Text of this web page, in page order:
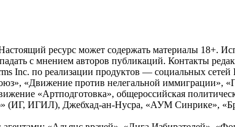
ресурс может содержать материалы 18+.
с мнением авторов публикаций. Контакты
Inc. по реализации продуктов — социальных сетей
«Движение против нелегальной
«Артподготовка», общероссийская
(ИГ, ИГИЛ), Джебхад-ан-Нусра, «АУМ Синрике»,